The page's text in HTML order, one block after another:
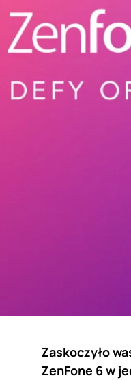
Zaskoczyło
ZenFone 6 w